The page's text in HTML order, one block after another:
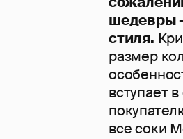
шедевры
стиля.
размер
вступает
все соки